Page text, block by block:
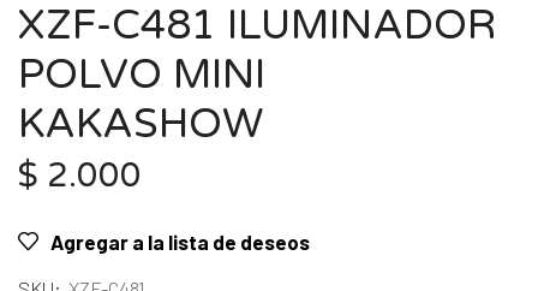
XZF-C481 ILUMINADOR
POLVO MINI
KAKASHOW
$ 2.000
Agregar a la lista de deseos